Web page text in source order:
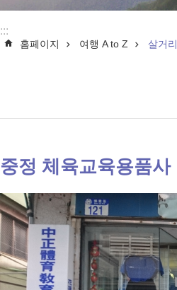
:::
홈페이지 여행 A to Z 살거리
중정 체육교육용품사